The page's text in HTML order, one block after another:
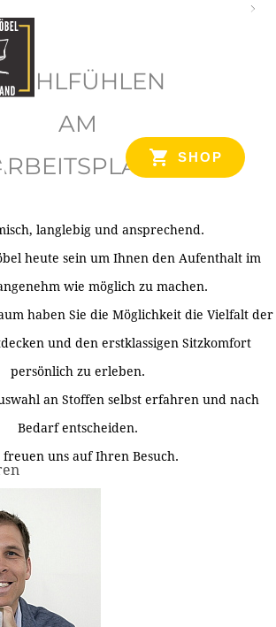
SHOP
AM
langlebig und ansprechend.
heute sein um Ihnen den Aufenthalt im
wie möglich zu machen.
haben Sie die Möglichkeit die Vielfalt der
und den erstklassigen Sitzkomfort
persönlich zu erleben.
an Stoffen selbst erfahren und nach
Bedarf entscheiden.
uns auf Ihren Besuch.